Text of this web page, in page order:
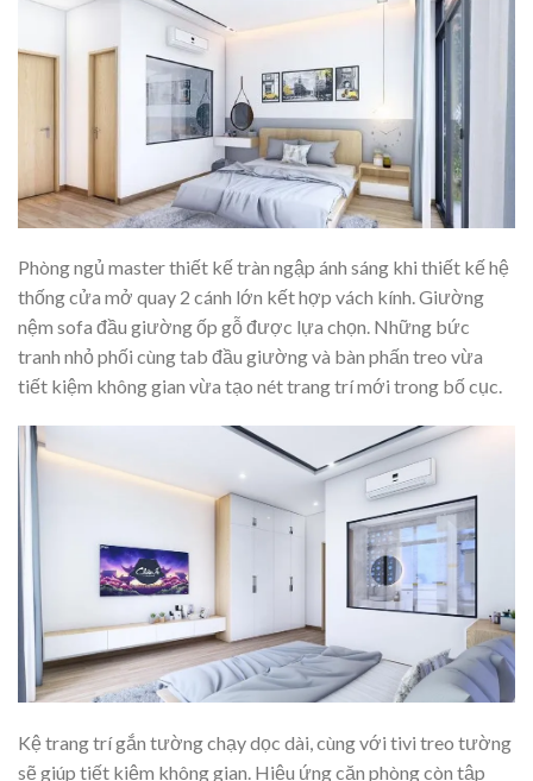
Phòng ngủ master thiết kế tràn ngập ánh sáng khi thiết kế hệ
thống cửa mở quay 2 cánh lớn kết hợp vách kính. Giường
nệm sofa đầu giường ốp gỗ được lựa chọn. Những bức
tranh nhỏ phối cùng tab đầu giường và bàn phấn treo vừa
tiết kiệm không gian vừa tạo nét trang trí mới trong bố cục.
Kệ trang trí gắn tường chạy dọc dài, cùng với tivi treo tường
sẽ giúp tiết kiệm không gian. Hiệu ứng căn phòng còn tập